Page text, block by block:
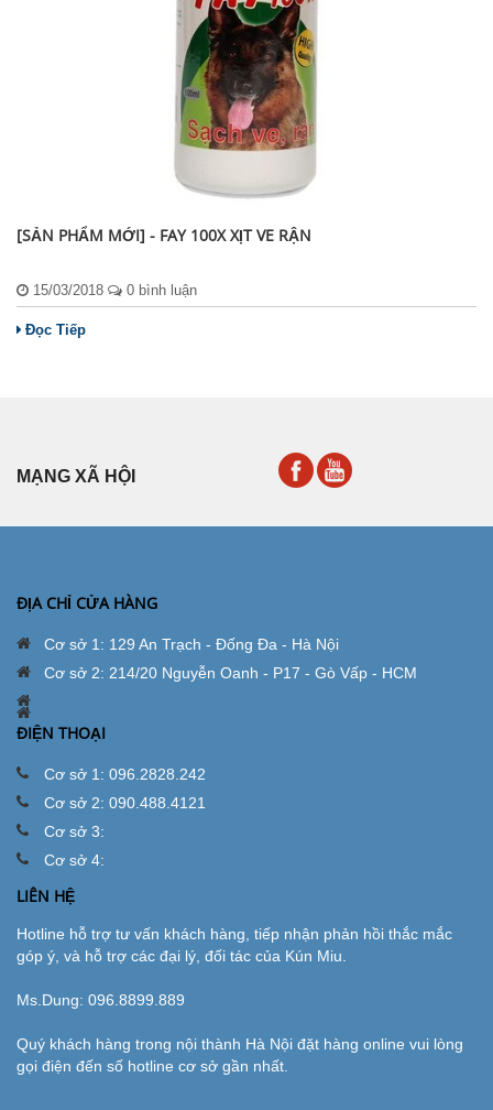
[SẢN PHẨM MỚI] - FAY 100X XỊT VE RẬN
15/03/2018 0 bình luận
Đọc Tiếp
MẠNG XÃ HỘI
ĐỊA CHỈ CỬA HÀNG
Cơ sở 1: 129 An Trạch - Đống Đa - Hà Nội
Cơ sở 2: 214/20 Nguyễn Oanh - P17 - Gò Vấp - HCM
ĐIỆN THOẠI
Cơ sở 1: 096.2828.242
Cơ sở 2: 090.488.4121
Cơ sở 3:
Cơ sở 4:
LIÊN HỆ
Hotline hỗ trợ tư vấn khách hàng, tiếp nhận phản hồi thắc mắc
góp ý, và hỗ trợ các đại lý, đối tác của Kún Miu.
Ms.Dung: 096.8899.889
Quý khách hàng trong nội thành Hà Nội đặt hàng online vui lòng
gọi điện đến số hotline cơ sở gần nhất.